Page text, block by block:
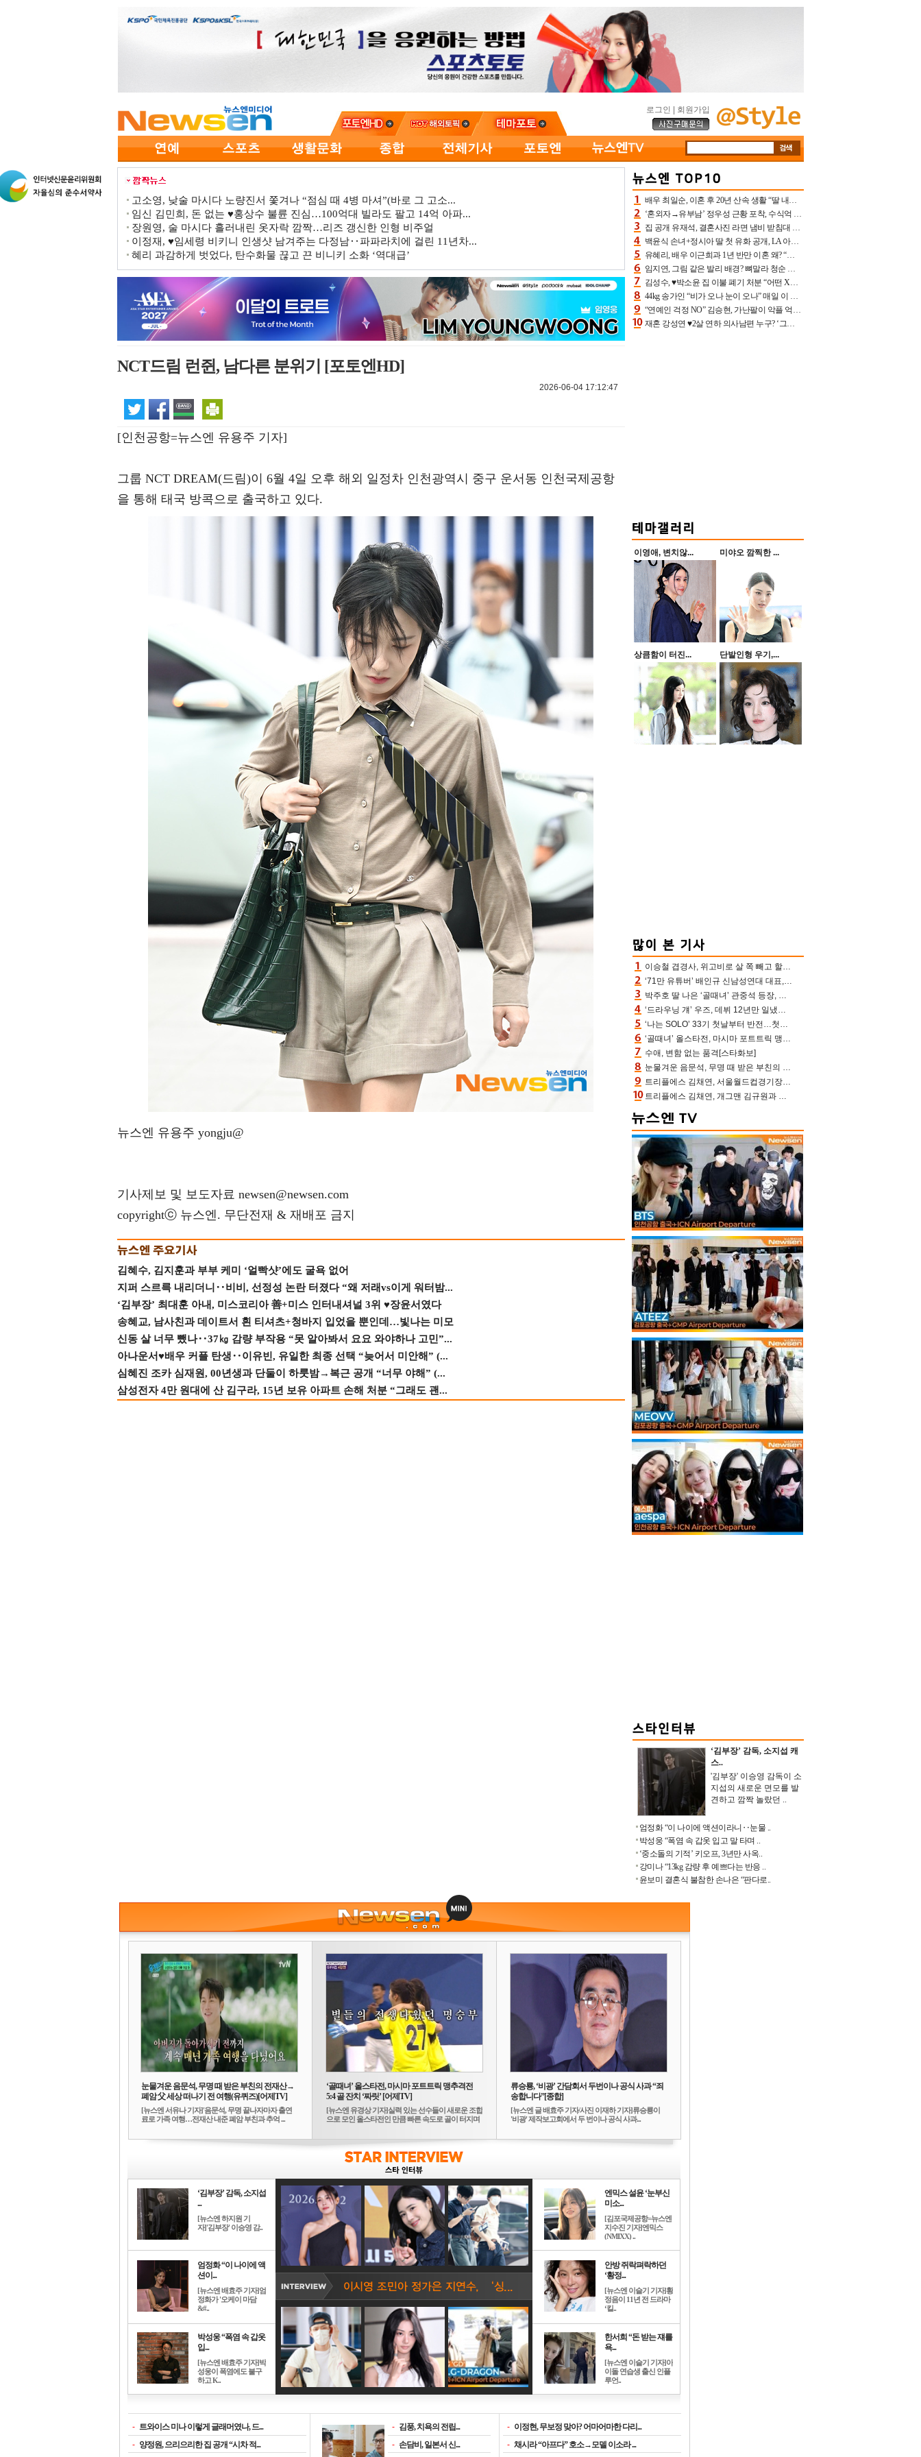
로그인 회원가입
고소영, 낮술 마시다 노량진서 쫓겨나 “점심 때 4병 마셔”(바로 그 고소...
임신 김민희, 돈 없는 ♥홍상수 불륜 진심…100억대 빌라도 팔고 14억 아파...
장원영, 술 마시다 흘러내린 옷자락 깜짝…리즈 갱신한 인형 비주얼
이정재, ♥임세령 비키니 인생샷 남겨주는 다정남‥파파라치에 걸린 11년차...
혜리 과감하게 벗었다, 탄수화물 끊고 끈 비니키 소화 ‘역대급’
NCT드림 런쥔, 남다른 분위기 [포토엔HD]
2026-06-04 17:12:47
[인천공항=뉴스엔 유용주 기자]
그룹 NCT DREAM(드림)이 6월 4일 오후 해외 일정차 인천광역시 중구 운서동 인천국제공항
을 통해 태국 방콕으로 출국하고 있다.
뉴스엔 유용주 yongju@
기사제보 및 보도자료 newsen@newsen.com
copyrightⓒ 뉴스엔. 무단전재 & 재배포 금지
김혜수, 김지훈과 부부 케미 ‘얼빡샷’에도 굴욕 없어
지퍼 스르륵 내리더니‥비비, 선정성 논란 터졌다 “왜 저래vs이게 워터밤...
‘김부장’ 최대훈 아내, 미스코리아 善+미스 인터내셔널 3위 ♥장윤서였다
송혜교, 남사친과 데이트서 흰 티셔츠+청바지 입었을 뿐인데…빛나는 미모
신동 살 너무 뺐나‥37㎏ 감량 부작용 “못 알아봐서 요요 와야하나 고민”...
아나운서♥배우 커플 탄생‥이유빈, 유일한 최종 선택 “늦어서 미안해” (...
심혜진 조카 심재원, 00년생과 단둘이 하룻밤→복근 공개 “너무 야해” (...
삼성전자 4만 원대에 산 김구라, 15년 보유 아파트 손해 처분 “그래도 괜...
배우 최일순, 이혼 후 20년 산속 생활 “딸 내가 버렸다고 원망‥맘 아파”(특종)[어제TV]
‘혼외자→유부남’ 정우성 근황 포착, 수식억 해킹 피해 후배 만났다 “존경하는”
집 공개 유재석, 결혼사진 라면 냄비 받침대 되고 분노‥가족사진도 피해(놀뭐)[어제TV]
백윤식 손녀+정시아 딸 첫 유화 공개, LA 아트쇼→서울국제조각페스타 작가다운 수준급 실력
유혜리, 배우 이근희과 1년 반만 이혼 왜? “식칼 꽂고 의자 던져” 충격 폭로(특종)[어제TV]
임지연, 그림 같은 발리 배경? 뼈말라 청순 비키니 핏에 상대 안 되네
김성수, ♥박소윤 집 이불 폐기 처분 “어떤 X이랑 썼을지 몰라” 질투(신랑수업2)[어제TV]
44kg 송가인 “비가 오나 눈이 오나” 매일 이 운동, 허벅지 근육량 상승+체지방 감소
“연예인 걱정 NO” 김승현, 가난팔이 악플 억울할만‥아내+딸과 日 여행
재혼 강성연 ♥2살 연하 의사남편 누구? ‘그알’ 자문의에 훈남 비주얼 초엘리트 스펙 [종합]
이영애, 변치않... 미야오 깜찍한 ...
상큼함이 터진... 단발인형 우기,...
이승철 겹경사, 위고비로 살 쪽 빼고 할아버지 된다‥마음으로 낳은 딸 임신 자랑(유퀴즈)
‘71만 유튜버’ 배인규 신남성연대 대표, 오늘(5일) 숨진 채 발견…향년 36세
박주호 딸 나은 ‘골때녀’ 관중석 등장, 김민재 복제인간 보고 혼란 [결정적장면]
‘드라우닝 걔’ 우즈, 데뷔 12년만 일냈다…체조경기장 입성 확정
‘나는 SOLO’ 33기 첫날부터 반전…첫인상 0표 영호, 호감남 급부상
‘골때녀’ 올스타전, 마시마 포트트릭 맹추격전 5:4 골 잔치 ‘짜릿’ [어제TV]
수애, 변함 없는 품격[스타화보]
눈물겨운 음문석, 무명 때 받은 부친의 전재산→폐암 父 세상 떠나기 전 여행(유퀴즈)[어제TV]
트리플에스 김채연, 서울월드컵경기장에 뜬 맨시티 여신 [포토엔HD]
트리플에스 김채연, 개그맨 김규원과 함께 프리뷰쇼 진행 [포토엔HD]
‘김부장’ 감독, 소지섭 캐
스..
'김부장' 이승영 감독이 소
지섭의 새로운 면모를 발
견하고 깜짝 놀랐던 ..
엄정화 “이 나이에 액션이라니‥눈물 ..
박성웅 “폭염 속 갑옷 입고 말 타며 ..
‘중소돌의 기적’ 키오프, 3년만 사옥..
강미나 “13kg 감량 후 예쁘다는 반응 ..
윤보미 결혼식 불참한 손나은 “판다로..
눈물겨운 음문석, 무명 때 받은 부친의 전재산→
폐암 父 세상 떠나기 전 여행(유퀴즈)[어제TV]
[뉴스엔 서유나 기자]'음문석, 무명 끝나자마자 출연
료로 가족 여행…전재산 내준 폐암 부친과 추억 ...
‘골때녀’ 올스타전, 마시마 포트트릭 맹추격전
5:4 골 잔치 ‘짜릿’ [어제TV]
[뉴스엔 유경상 기자]실력 있는 선수들이 새로운 조합
으로 모인 올스타전인 만큼 빠른 속도로 골이 터지며
류승룡, ‘비광’ 간담회서 두번이나 공식 사과 “죄
송합니다”[종합]
[뉴스엔 글 배효주 기자/사진 이재하 기자]류승룡이
'비광' 제작보고회에서 두 번이나 공식 사과...
‘김부장’ 감독, 소지섭
...
[뉴스엔 하지원 기
자]'김부장' 이승영 감..
엄정화 “이 나이에 액
션이...
[뉴스엔 배효주 기자]엄
정화가 '오케이 마담
&#..
박성웅 “폭염 속 갑옷
입...
[뉴스엔 배효주 기자]박
성웅이 폭염에도 불구
하고 K..
엔믹스 설윤 ‘눈부신
미소...
[김포국제공항=뉴스엔
지수진 기자]엔믹스
(NMIXX) ..
안방 쥐락펴락하던
‘황정...
[뉴스엔 이슬기 기자]황
정음이 11년 전 드라마
‘킬..
한서희 “돈 받는 쟤를
욕...
[뉴스엔 이슬기 기자]아
이돌 연습생 출신 인플
루언..
- 트와이스 미나 이렇게 글래머였나, 드...
- 양정원, 으리으리한 집 공개 “시차 적...
- 김풍, 치욕의 전립...
- 손담비, 일본서 신...
- 이정현, 무보정 맞아? 어마어마한 다리...
- 채시라 “아프다” 호소→모델 이소라 ...